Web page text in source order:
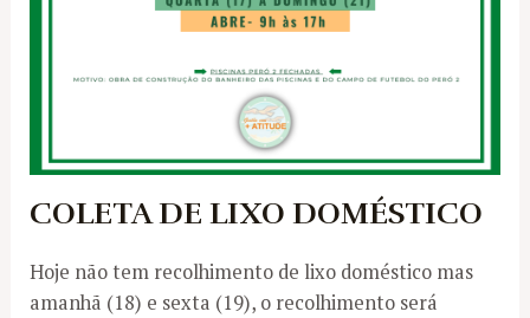
COLETA DE LIXO DOMÉSTICO
Hoje não tem recolhimento de lixo doméstico mas
amanhã (18) e sexta (19), o recolhimento será